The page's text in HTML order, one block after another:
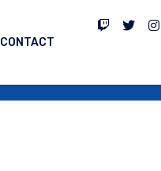
CONTACT